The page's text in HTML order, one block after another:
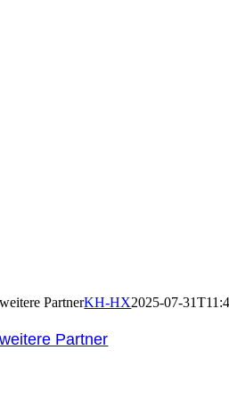
weitere PartnerKH-HX2025-07-
weitere Partner